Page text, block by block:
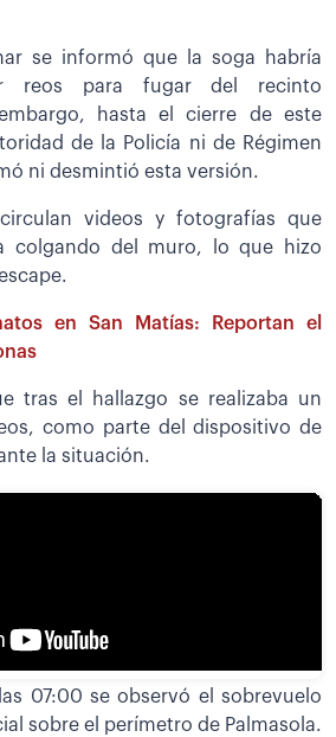
se informó que la soga habría
reos para fugar del recinto
hasta el cierre de este
de la Policía ni de Régimen
ni desmintió esta versión.
videos y fotografías que
colgando del muro, lo que hizo
en San Matías: Reportan el
tras el hallazgo se realizaba un
como parte del dispositivo de
la situación.
07:00 se observó el sobrevuelo
sobre el perímetro de Palmasola.